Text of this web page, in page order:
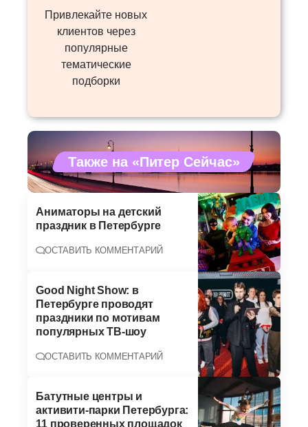
Привлекайте новых
клиентов через
популярные
тематические
подборки
Также на «Питер Сейчас»
Аниматоры на детский
праздник в Петербурге
ОСТАВИТЬ КОММЕНТАРИЙ
Good Night Show: в
Петербурге проводят
праздники по мотивам
популярных ТВ-шоу
ОСТАВИТЬ КОММЕНТАРИЙ
Батутные центры и
активити-парки Петербурга:
11 проверенных площадок